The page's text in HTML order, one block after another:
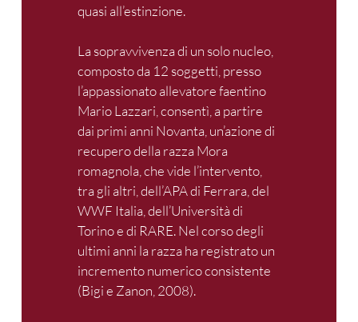
quasi all’estinzione.
La sopravvivenza di un solo nucleo,
composto da 12 soggetti, presso
l’appassionato allevatore faentino
Mario Lazzari, consentì, a partire
dai primi anni Novanta, un’azione di
recupero della razza Mora
romagnola, che vide l’intervento,
tra gli altri, dell’APA di Ferrara, del
WWF Italia, dell’Università di
Torino e di RARE. Nel corso degli
ultimi anni la razza ha registrato un
incremento numerico consistente
(Bigi e Zanon, 2008).